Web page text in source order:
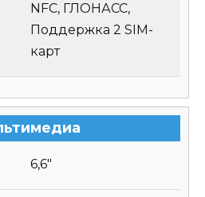
NFC, ГЛОНАСС,
Поддержка 2 SIM-
карт
6,6″